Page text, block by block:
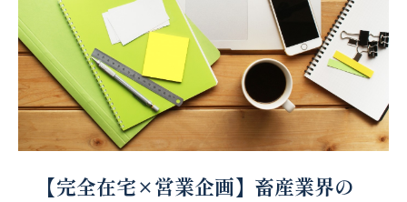
【完全在宅×営業企画】畜産業界の